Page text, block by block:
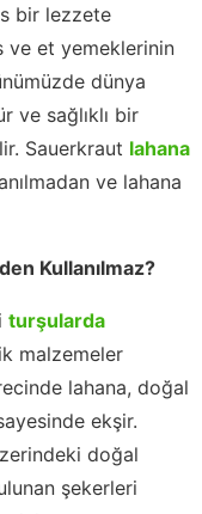
bir lezzete
ve et yemeklerinin
dünya
ve sağlıklı bir
Sauerkraut lahana
ve lahana
Kullanılmaz?
turşularda
malzemeler
lahana, doğal
ekşir.
doğal
şekerleri